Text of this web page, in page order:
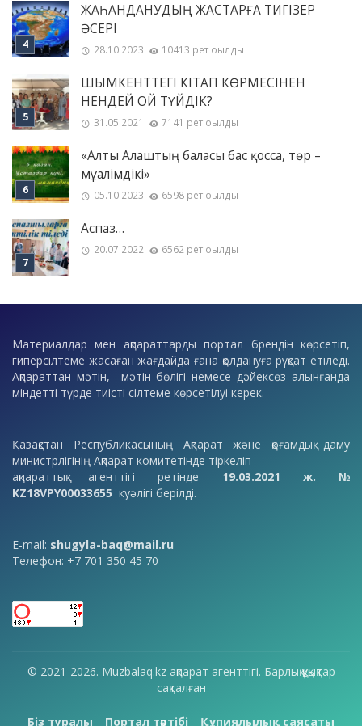
ЖАҺАНДАНУДЫҢ ЖАСТАРҒА ТИГІЗЕР
ӘСЕРІ
28.10.2023 10413 рет оқылды
ШЫМКЕНТТЕГІ КІТАП КӨРМЕСІНЕН
НЕНДЕЙ ОЙ ТҮЙДІК?
31.05.2021 7141 рет оқылды
«Алты Алаштың баласы бас қосса, төр –
мұғалімдікі»
05.10.2023 6598 рет оқылды
Аспаз…
20.07.2022 6562 рет оқылды
Материалдар мен ақпараттарды портал брендін көрсетіп,
гиперсілтеме жасаған жағдайда ғана қолдануға рұқсат етіледі.
Ақпараттан мәтін, мәтін бөлігі немесе дәйексөз алынғанда
міндетті түрде тиісті сілтеме көрсетілуі керек.
Қазақстан Республикасының Ақпарат және қоғамдық даму
министрлігінің Ақпарат комитетінде тіркеліп
ақпараттық агенттігі ретінде 19.03.2021 ж. №
KZ18VPY00033655 куәлігі берілді.
E-mail: shugyla-baq@mail.ru
Телефон: +7 701 350 45 70
© 2021-2026. Muzbalaq.kz ақпарат агенттігі. Барлық құқықтар
сақталған
Біз туралы Портал тәртібі Құпиялылық саясаты